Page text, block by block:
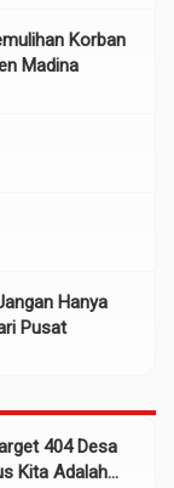
Korban
Madina
Hanya
Pusat
404 Desa
Kita Adalah